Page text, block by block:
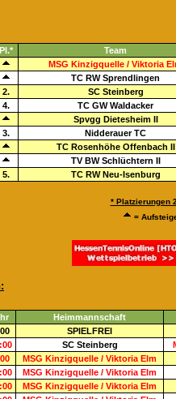
Pl.* Team
MSG Kinzigquelle / Viktoria
TC RW Sprendlingen
2. SC Steinberg
4. TC GW Waldacker
Spvgg Dietesheim II
3. Nidderauer TC
TC Rosenhöhe Offenbach II
TV BW Schlüchtern II
5. TC RW Neu-Isenburg
* Platzierungen
=
Heimmannschaft
SPIELFREI
SC Steinberg
MSG Kinzigquelle / Viktoria Elm
MSG Kinzigquelle / Viktoria Elm
MSG Kinzigquelle / Viktoria Elm